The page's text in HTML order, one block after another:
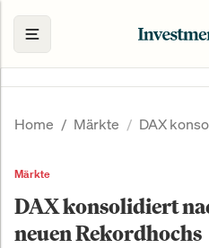
Home Märkte DAX
Märkte
DAX konsolidiert
neuen Rekordhochs